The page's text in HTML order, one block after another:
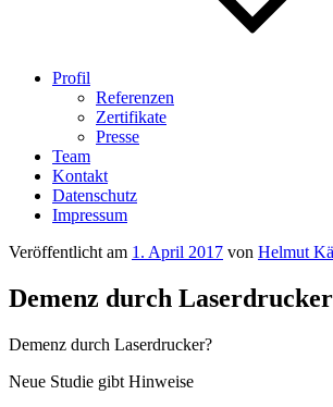
Profil
Referenzen
Zertifikate
Presse
Team
Kontakt
Datenschutz
Impressum
Veröffentlicht am 1. April 2017 von Helmut
Demenz durch
Demenz durch Laserdrucker?
Neue Studie gibt Hinweise